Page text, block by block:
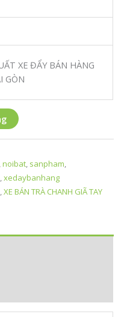
XE ĐẨY BÁN HÀNG
GÒN
,noibat, sanpham,
,xedaybanhang
,XE BÁN TRÀ CHANH GIÃ TAY